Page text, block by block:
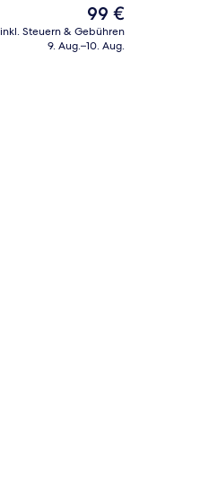
Familienzimmer | Schreibtisch,
Der
aktuelle
Preis
99 €
inkl. Steuern & Gebühren
9. Aug.–10. Aug.